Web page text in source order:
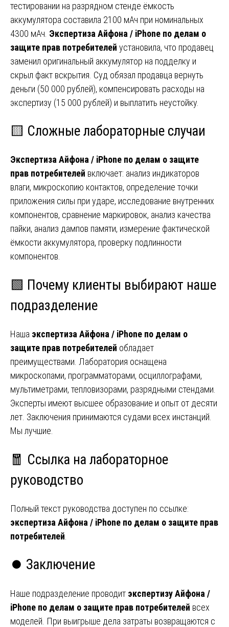
тестировании на разрядном стенде ёмкость
аккумулятора составила 2100 мАч при номинальных
4300 мАч. Экспертиза Айфона / iPhone по делам о
защите прав потребителей установила, что продавец
заменил оригинальный аккумулятор на подделку и
скрыл факт вскрытия. Суд обязал продавца вернуть
деньги (50 000 рублей), компенсировать расходы на
экспертизу (15 000 рублей) и выплатить неустойку.
🟨 Сложные лабораторные случаи
Экспертиза Айфона / iPhone по делам о защите
прав потребителей включает: анализ индикаторов
влаги, микроскопию контактов, определение точки
приложения силы при ударе, исследование внутренних
компонентов, сравнение маркировок, анализ качества
пайки, анализ дампов памяти, измерение фактической
ёмкости аккумулятора, проверку подлинности
компонентов.
🟩 Почему клиенты выбирают наше
подразделение
Наша экспертиза Айфона / iPhone по делам о
защите прав потребителей обладает
преимуществами. Лаборатория оснащена
микроскопами, программаторами, осциллографами,
мультиметрами, тепловизорами, разрядными стендами.
Эксперты имеют высшее образование и опыт от десяти
лет. Заключения принимаются судами всех инстанций.
Мы лучшие.
🧧 Ссылка на лабораторное
руководство
Полный текст руководства доступен по ссылке:
экспертиза Айфона / iPhone по делам о защите прав
потребителей
⏺️ Заключение
Наше подразделение проводит экспертизу Айфона /
iPhone по делам о защите прав потребителей всех
моделей. При выигрыше дела затраты возвращаются с